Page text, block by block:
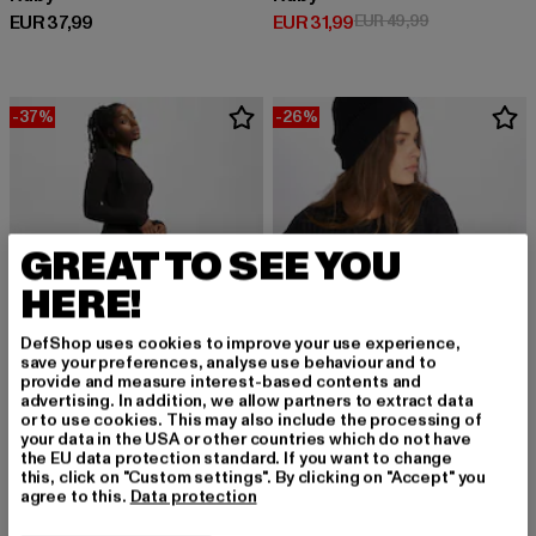
EUR 37,99
Derzeitiger Preis: EUR 37,99
EUR 31,99
Derzeitiger Preis: EUR 31,99
EUR 49,99Aktionspreis:
-37%
URBAN CLASSICS
Rib
EUR 22,04
Derzeitiger Preis: EUR 22,04
EUR 34,99 Aktionspreis: EUR 34,99
-26%
URBAN CLASSICS
Wide Oversize
GREAT TO SEE YOU
HERE!
DefShop uses cookies to improve your use experience,
save your preferences, analyse use behaviour and to
provide and measure interest-based contents and
advertising. In addition, we allow partners to extract data
or to use cookies. This may also include the processing of
your data in the USA or other countries which do not have
the EU data protection standard. If you want to change
this, click on "Custom settings". By clicking on "Accept" you
agree to this. Data protection